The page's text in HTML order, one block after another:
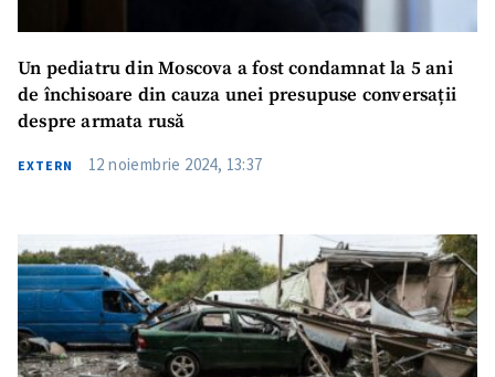
Un pediatru din Moscova a fost condamnat la 5 ani
de închisoare din cauza unei presupuse conversații
despre armata rusă
EXTERN 12 noiembrie 2024, 13:37